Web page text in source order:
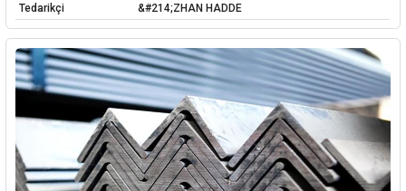
Tedarikçi
&#214;ZHAN HADDE